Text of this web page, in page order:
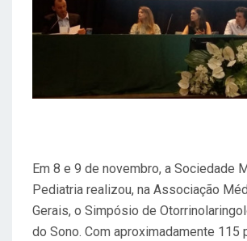
Em 8 e 9 de novembro, a Sociedade
Pediatria realizou, na Associação
Gerais, o Simpósio de
do Sono. Com aproximadamente 115